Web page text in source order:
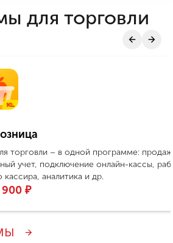
для торговли
в одной программе: продажи,
онлайн-кассы, рабочее
и др.